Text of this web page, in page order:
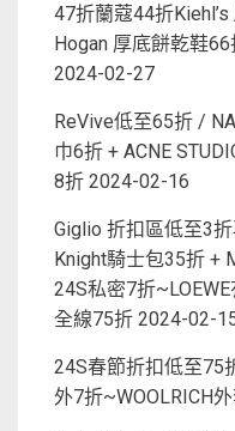
47折蘭蔻44折
Hogan 厚底餅乾鞋
2024-02-27
ReVive低至65折 /
巾6折 + ACNE
8折 2024-02-16
Giglio 折扣區低至3
Knight騎士包35折 +
24S私密7折
全線75折 2024-02-
24S春節折扣低至75
外7折~WOOLRICH